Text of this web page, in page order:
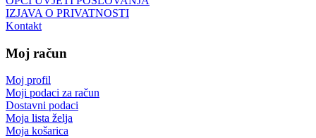
IZJAVA O PRIVATNOSTI
Kontakt
Moj račun
Moj profil
Moji podaci za račun
Dostavni podaci
Moja lista želja
Moja košarica